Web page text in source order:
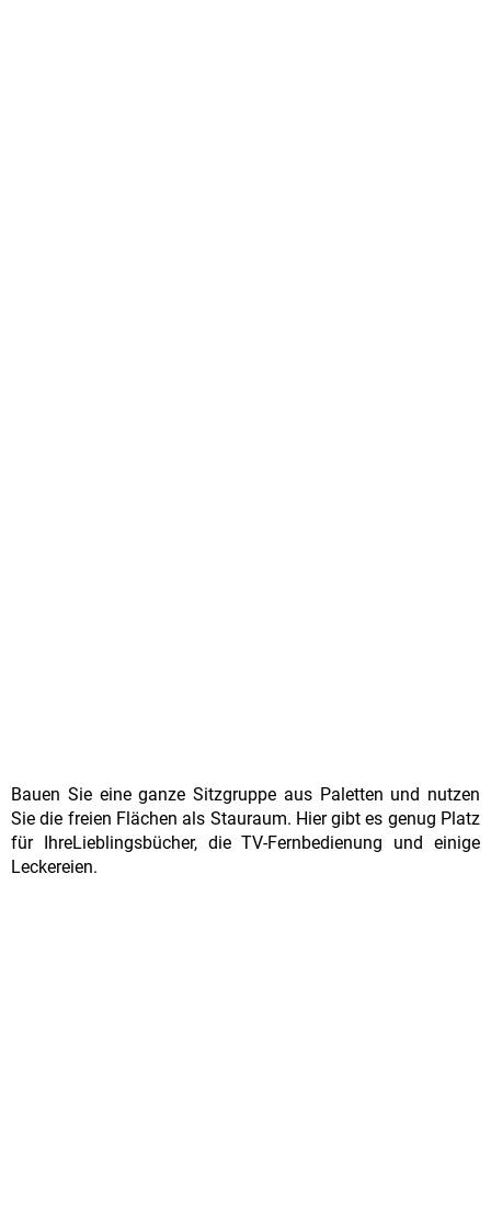
Bauen Sie eine ganze Sitzgruppe aus Paletten und nutzen
Sie die freien Flächen als Stauraum. Hier gibt es genug Platz
für IhreLieblingsbücher, die TV-Fernbedienung und einige
Leckereien.